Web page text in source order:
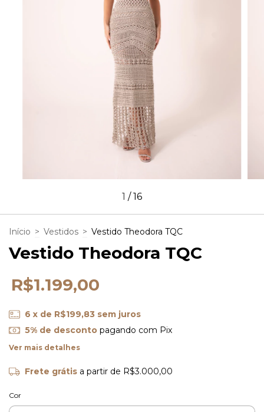
1 /16
Início > Vestidos > Vestido Theodora TQC
Vestido Theodora TQC
R$1.199,00
6 x de R$199,83 sem juros
5% de descontopagando com Pix
Ver mais detalhes
Frete grátis a partir de R$3.000,00
Cor